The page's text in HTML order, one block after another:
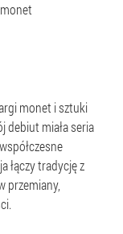
monet i sztuki
debiut miała seria
łączy tradycję z
przemiany,